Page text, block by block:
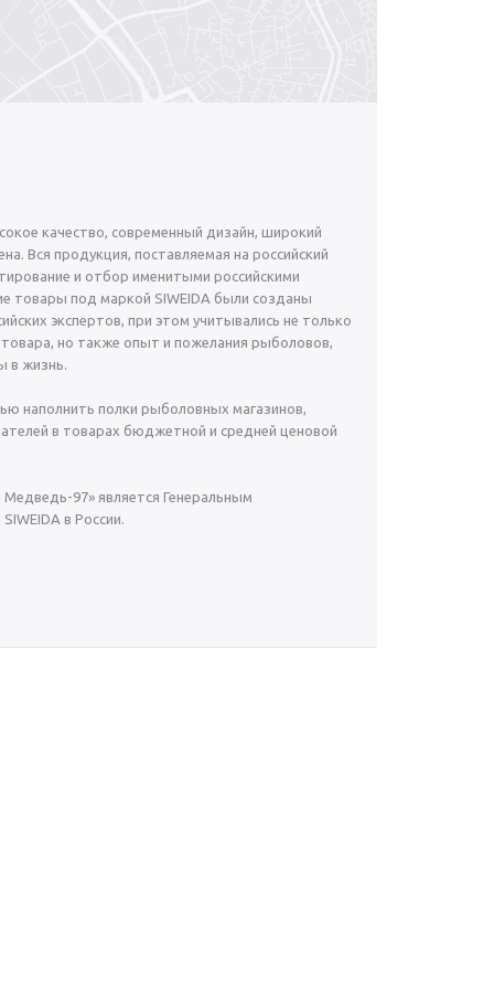
качество, современный дизайн, широкий
Вся продукция, поставляемая на российский
и отбор именитыми российскими
товары под маркой SIWEIDA были созданы
экспертов, при этом учитывались не только
но также опыт и пожелания рыболовов,
в жизнь.
наполнить полки рыболовных магазинов,
в товарах бюджетной и средней ценовой
97» является Генеральным
в России.